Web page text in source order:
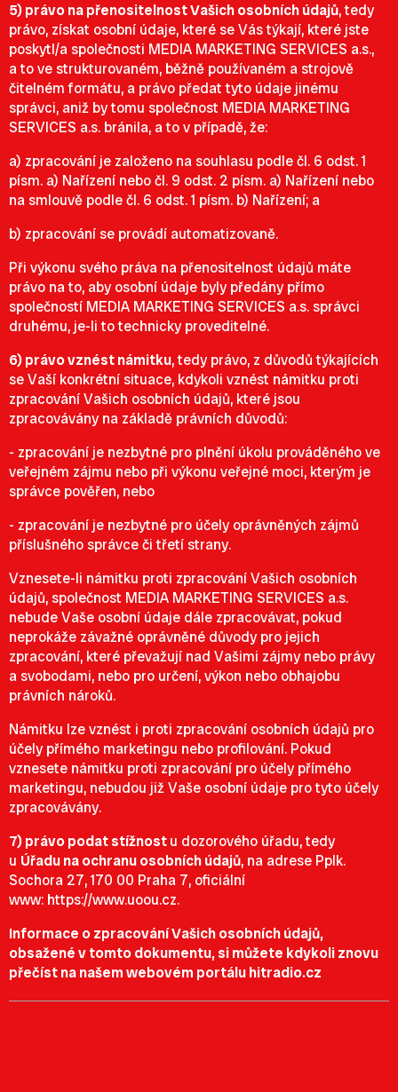
5) právo na přenositelnost Vašich osobních údajů, tedy
právo, získat osobní údaje, které se Vás týkají, které jste
poskytl/a společnosti MEDIA MARKETING SERVICES a.s.,
a to ve strukturovaném, běžně používaném a strojově
čitelném formátu, a právo předat tyto údaje jinému
správci, aniž by tomu společnost MEDIA MARKETING
SERVICES a.s. bránila, a to v případě, že:
a) zpracování je založeno na souhlasu podle čl. 6 odst. 1
písm. a) Nařízení nebo čl. 9 odst. 2 písm. a) Nařízení nebo
na smlouvě podle čl. 6 odst. 1 písm. b) Nařízení; a
b) zpracování se provádí automatizovaně.
Při výkonu svého práva na přenositelnost údajů máte
právo na to, aby osobní údaje byly předány přímo
společností MEDIA MARKETING SERVICES a.s. správci
druhému, je-li to technicky proveditelné.
6) právo vznést námitku, tedy právo, z důvodů týkajících
se Vaší konkrétní situace, kdykoli vznést námitku proti
zpracování Vašich osobních údajů, které jsou
zpracovávány na základě právních důvodů:
- zpracování je nezbytné pro plnění úkolu prováděného ve
veřejném zájmu nebo při výkonu veřejné moci, kterým je
správce pověřen, nebo
- zpracování je nezbytné pro účely oprávněných zájmů
příslušného správce či třetí strany.
Vznesete-li námitku proti zpracování Vašich osobních
údajů, společnost MEDIA MARKETING SERVICES a.s.
nebude Vaše osobní údaje dále zpracovávat, pokud
neprokáže závažné oprávněné důvody pro jejich
zpracování, které převažují nad Vašimi zájmy nebo právy
a svobodami, nebo pro určení, výkon nebo obhajobu
právních nároků.
Námitku lze vznést i proti zpracování osobních údajů pro
účely přímého marketingu nebo profilování. Pokud
vznesete námitku proti zpracování pro účely přímého
marketingu, nebudou již Vaše osobní údaje pro tyto účely
zpracovávány.
7) právo podat stížnostu dozorového úřadu, tedy
u Úřadu na ochranu osobních údajů, na adrese Pplk.
Sochora 27, 170 00 Praha 7, oficiální
www: https://www.uoou.cz.
Informace o zpracování Vašich osobních údajů,
obsažené v tomto dokumentu, si můžete kdykoli znovu
přečíst na našem webovém portálu hitradio.cz